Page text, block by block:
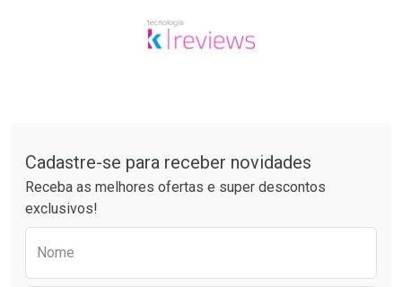
Cadastre-se para receber novidades
Receba as melhores ofertas e super descontos
exclusivos!
Nome